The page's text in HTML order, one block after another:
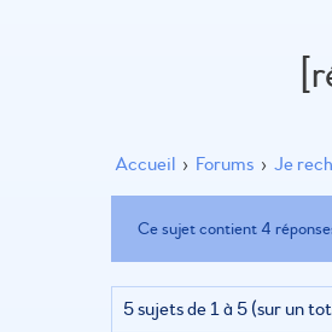
Accueil › Forums › Je
Ce sujet contient 4
5 sujets de 1 à 5 (sur un